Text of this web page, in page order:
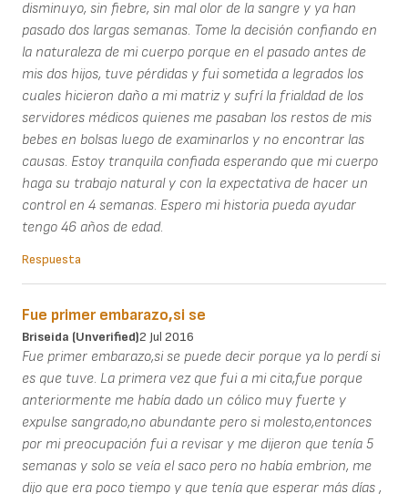
disminuyo, sin fiebre, sin mal olor de la sangre y ya han
pasado dos largas semanas. Tome la decisión confiando en
la naturaleza de mi cuerpo porque en el pasado antes de
mis dos hijos, tuve pérdidas y fui sometida a legrados los
cuales hicieron daño a mi matriz y sufrí la frialdad de los
servidores médicos quienes me pasaban los restos de mis
bebes en bolsas luego de examinarlos y no encontrar las
causas. Estoy tranquila confiada esperando que mi cuerpo
haga su trabajo natural y con la expectativa de hacer un
control en 4 semanas. Espero mi historia pueda ayudar
tengo 46 años de edad.
Respuesta
Fue primer embarazo,si se
Briseida (unverified)2 Jul 2016
Fue primer embarazo,si se puede decir porque ya lo perdí si
es que tuve. La primera vez que fui a mi cita,fue porque
anteriormente me había dado un cólico muy fuerte y
expulse sangrado,no abundante pero si molesto,entonces
por mi preocupación fui a revisar y me dijeron que tenía 5
semanas y solo se veía el saco pero no había embrion, me
dijo que era poco tiempo y que tenía que esperar más días ,